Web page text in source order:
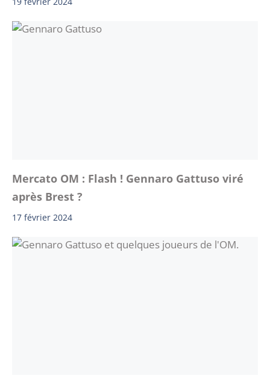
Mercato OM : Flash ! Gennaro Gattuso viré
après Brest ?
17 février 2024